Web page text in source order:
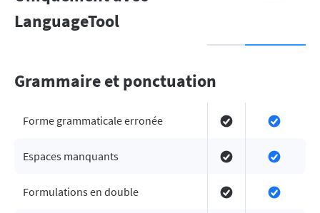
LanguageTool
Grammaire et ponctuation
Forme grammaticale erronée
Espaces manquants
Formulations en double